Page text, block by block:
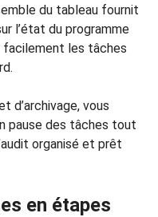
du tableau fournit
l’état du programme
facilement les tâches
d’archivage, vous
pause des tâches tout
organisé et prêt
en étapes